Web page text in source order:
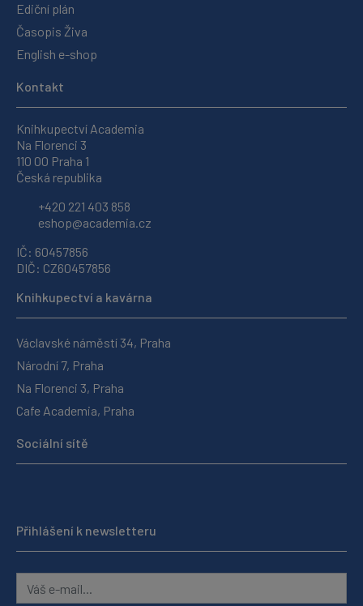
Ediční plán
Časopis Živa
English e-shop
Kontakt
Knihkupectví Academia
Na Florenci 3
110 00 Praha 1
Česká republika
+420 221 403 858
eshop@academia.cz
IČ: 60457856
DIČ: CZ60457856
Knihkupectví a kavárna
Václavské náměstí 34, Praha
Národní 7, Praha
Na Florenci 3, Praha
Cafe Academia, Praha
Sociální sítě
Přihlášení k newsletteru